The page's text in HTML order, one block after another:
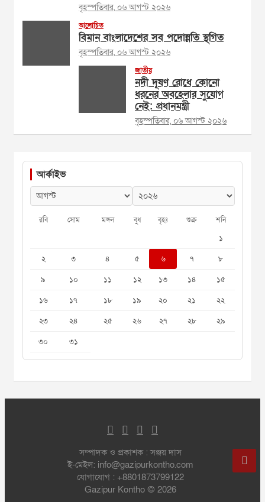
বৃহস্পতিবার, ০৬ আগস্ট ২০২৬
আলোচিত
বিমান বাংলাদেশের সব পদোন্নতি স্থগিত
বৃহস্পতিবার, ০৬ আগস্ট ২০২৬
জাতীয়
নদী দূষণ রোধে কোনো
ধরনের অবহেলার সুযোগ
নেই: প্রধানমন্ত্রী
বৃহস্পতিবার, ০৬ আগস্ট ২০২৬
আর্কাইভ
রবি সোম মঙ্গল বুধ বৃহঃ শুক্র শনি
১
২
৩ ৪ ৫ ৬ ৭
৮
৯
১০ ১১ ১২ ১৩ ১৪
১৫
১৬
১৭ ১৮ ১৯ ২০ ২১
২২
২৩
২৪ ২৫ ২৬ ২৭ ২৮
২৯
৩০
৩১
সম্পাদক ও প্রকাশক : সঞ্জয় দাস
ই-মেইল: info@gazipurkontho.com
যোগাযোগ : +8801873799122
Gazipur Kontho © 2026